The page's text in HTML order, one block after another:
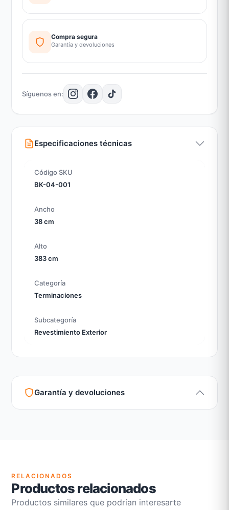
Especificaciones técnicas
Código SKU
BK-04-001
Ancho
38 cm
Alto
383 cm
Categoría
Terminaciones
Subcategoría
Revestimiento Exterior
Garantía y devoluciones
Compra segura
Garantía y devoluciones
Síguenos en:
RELACIONADOS
Productos relacionados
Productos similares que podrían interesarte